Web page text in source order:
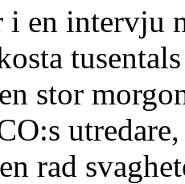
i en intervju
stor
rad